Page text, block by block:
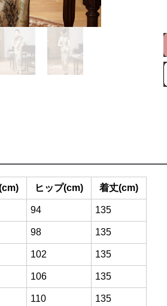
ヒップ(cm) 着丈(cm)
94 135
98 135
102 135
106 135
110 135